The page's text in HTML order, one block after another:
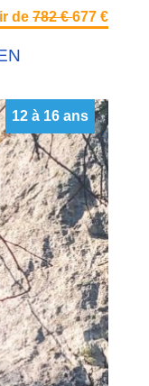
de 782 €677 €
12 à 16 ans